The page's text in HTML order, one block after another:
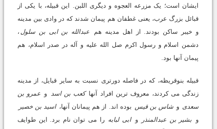
ایشان است؛ یک مزرعه العجوه و دیگری اللبن. این قبیله، با یکی از
قبائل بزرگ عرب، یعنی غطفان هم پیمان شدند که در وادی بین مدینه
و خیبر ساکن بودند. از اهل مدینه هم
عبدالله بن ابی بن سلول ،
دشمن اسلام و رسول اکرم صل الله علیه و آله در صدر اسلام، هم
پیمان آنها بود.
قبیله بنوقریظه، که در فاصله دورتری نسبت به سایر قبایل، از مدینه
زندگی می کردند، معروف ترین افراد آنهاکعب بن اسد و عمرو بن
سعدی و شاس بن قیس بوده اند. از هم پیمانان آنها، اسید بن خصیر
و بشیر بن عبدالمنذر و ابی لبابه را می توان نام برد. این طوایف